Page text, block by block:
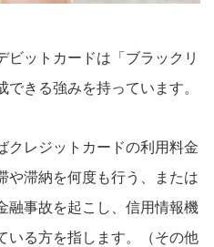
ビットカードは「ブラックリ
きる強みを持っています。
クレジットカードの利用料金
や滞納を何度も行う、または
融事故を起こし、信用情報機
いる方を指します。（その他